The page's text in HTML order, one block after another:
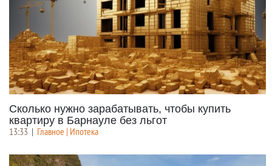
Сколько нужно зарабатывать, чтобы купить
квартиру в Барнауле без льгот
13:33 | Главное | Ипотека